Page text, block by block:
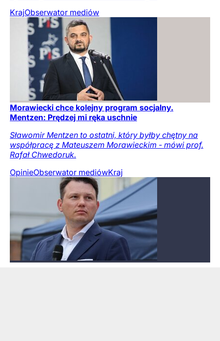
KrajObserwator mediów
Morawiecki chce kolejny program socjalny.
Mentzen: Prędzej mi ręka uschnie
Sławomir Mentzen to ostatni, który byłby chętny na
współpracę z Mateuszem Morawieckim - mówi prof.
Rafał Chwedoruk.
OpinieObserwator mediówKraj